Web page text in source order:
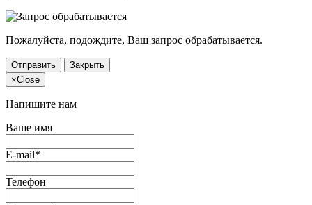
Пожалуйста, подождите, Ваш запрос обрабатывается.
Отправить
Закрыть
×Close
Напишите нам
Ваше имя
E-mail*
Телефон